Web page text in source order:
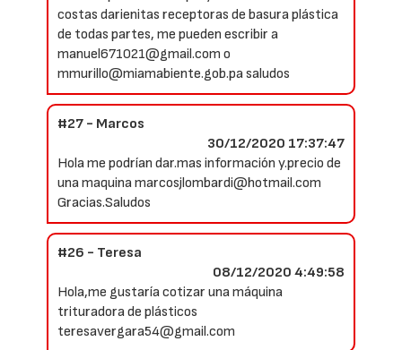
costas darienitas receptoras de basura plástica
de todas partes, me pueden escribir a
manuel671021@gmail.com o
mmurillo@miamabiente.gob.pa saludos
#27 - Marcos
30/12/2020 17:37:47
Hola me podrían dar.mas información y.precio de
una maquina marcosjlombardi@hotmail.com
Gracias.Saludos
#26 - Teresa
08/12/2020 4:49:58
Hola,me gustaría cotizar una máquina
trituradora de plásticos
teresavergara54@gmail.com